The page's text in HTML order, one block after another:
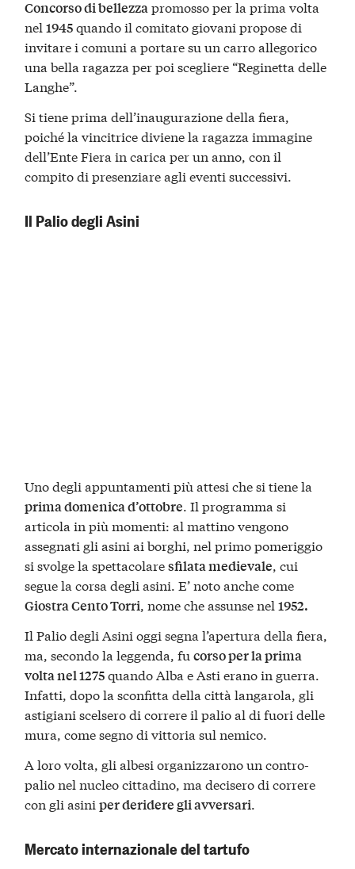
Concorso di bellezzapromosso per la prima volta
nel1945quando il comitato giovani propose di
invitare i comuni a portare su un carro allegorico
una bella ragazza per poi scegliere “Reginetta delle
Langhe”.
Si tiene prima dell’inaugurazione della fiera,
poiché la vincitrice diviene la ragazza immagine
dell’Ente Fiera in carica per un anno, con il
compito di presenziare agli eventi successivi.
Il Palio degli Asini
Uno degli appuntamenti più attesi che si tiene la
prima domenica d’ottobre. Il programma si
articola in più momenti: al mattino vengono
assegnati gli asini ai borghi, nel primo pomeriggio
si svolge la spettacolaresfilata medievale, cui
segue la corsa degli asini. E’ noto anche come
Giostra Cento Torri, nome che assunse nel1952.
Il Palio degli Asini oggi segna l’apertura della fiera,
ma, secondo la leggenda, fucorso per la prima
volta nel 1275quando Alba e Asti erano in guerra.
Infatti, dopo la sconfitta della città langarola, gli
astigiani scelsero di correre il palio al di fuori delle
mura, come segno di vittoria sul nemico.
A loro volta, gli albesi organizzarono un contro-
palio nel nucleo cittadino, ma decisero di correre
con gli asiniper deridere gli avversari
Mercato internazionale del tartufo